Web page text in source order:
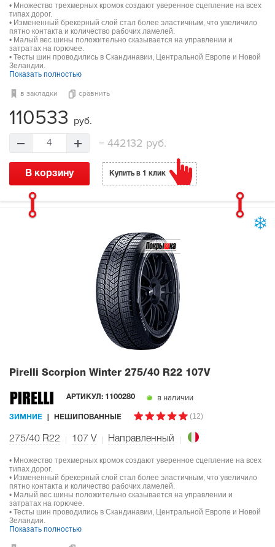
• Множество трехмерных кромок создают уверенное сцепление на всех
типах дорог.
• Измененный брекерный слой стал более эластичным, что увеличило
пятно контакта и количество рабочих ламелей.
• Малый вес шины положительно сказывается на управлении и
затратах на горючее.
• Тесты шин проводились в Скандинавии, Центральной Европе и Новой
Зеландии.
Показать полностью
в закладки сравнить
110533 руб.
4 =442132 руб.
В корзину Купить в 1 клик
Pirelli Scorpion Winter 275/40 R22 107V
АРТИКУЛ: 1100280 в наличии
ЗИМНИЕ НЕШИПОВАННЫЕ (12)
275/40 R22 107 V Направленный
• Множество трехмерных кромок создают уверенное сцепление на всех
типах дорог.
• Измененный брекерный слой стал более эластичным, что увеличило
пятно контакта и количество рабочих ламелей.
• Малый вес шины положительно сказывается на управлении и
затратах на горючее.
• Тесты шин проводились в Скандинавии, Центральной Европе и Новой
Зеландии.
Показать полностью